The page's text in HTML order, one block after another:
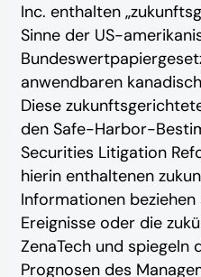
Inc. enthalten
Sinne der US-
anwendbaren
Diese
den Safe-Harbor-
Securities Litigation
hierin enthaltenen
Informationen
Ereignisse oder die
ZenaTech und spiegeln
Prognosen des